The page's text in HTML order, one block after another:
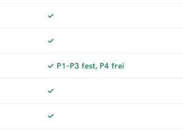
✓
✓
✓ P1–P3 fest, P4 frei
✓
✓